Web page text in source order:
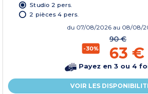
Studio 2 pers.
2 pièces 4 pers.
du 07/08/2026 au 08/08/
-30%
90 €
63 €
Payez en 3 ou 4
VOIR LES